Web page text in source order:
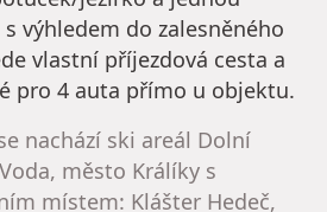
výhledem do zalesněného
vlastní příjezdová cesta a
pro 4 auta přímo u objektu.
nachází ski areál Dolní
město Králíky s
místem: Klášter Hedeč,